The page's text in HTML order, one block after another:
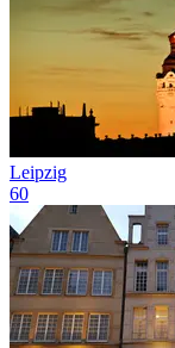
Leipzig
60